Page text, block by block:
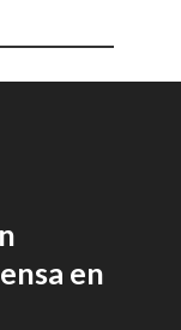
en